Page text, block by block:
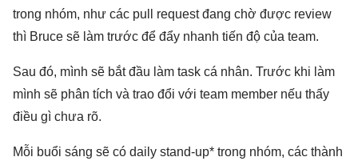
trong nhóm, như các pull request đang chờ được review
thì Bruce sẽ làm trước để đẩy nhanh tiến độ của team.
Sau đó, mình sẽ bắt đầu làm task cá nhân. Trước khi làm
mình sẽ phân tích và trao đổi với team member nếu thấy
điều gì chưa rõ.
Mỗi buổi sáng sẽ có daily stand-up* trong nhóm, các thành